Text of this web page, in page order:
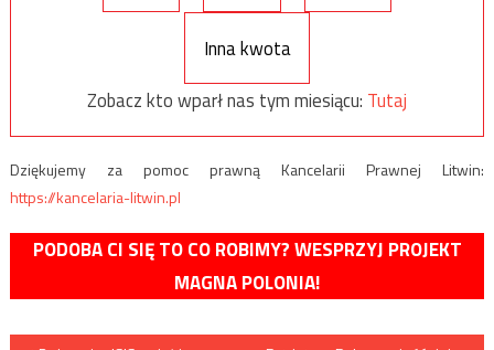
Inna kwota
Zobacz kto wparł nas tym miesiącu: Tutaj
Dziękujemy za pomoc prawną Kancelarii Prawnej Litwin:
https://kancelaria-litwin.pl
PODOBA CI SIĘ TO CO ROBIMY? WESPRZYJ PROJEKT
MAGNA POLONIA!